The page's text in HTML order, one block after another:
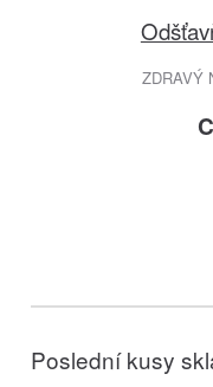
ZDRAVÝ
Poslední kusy